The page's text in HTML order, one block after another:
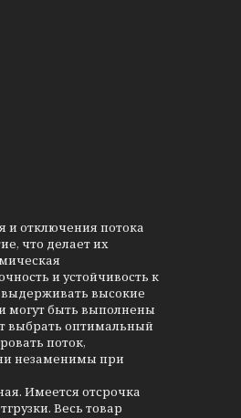
и отключения потока
что делает их
и устойчивость к
выдерживать высокие
могут быть выполнены
выбрать оптимальный
поток,
незаменимы при
Имеется отсрочка
Весь товар